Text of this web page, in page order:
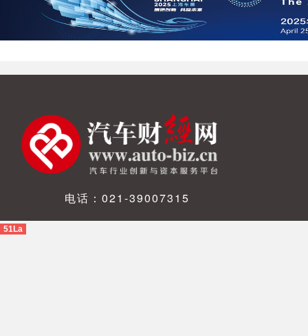
电话：021-39007315
51La